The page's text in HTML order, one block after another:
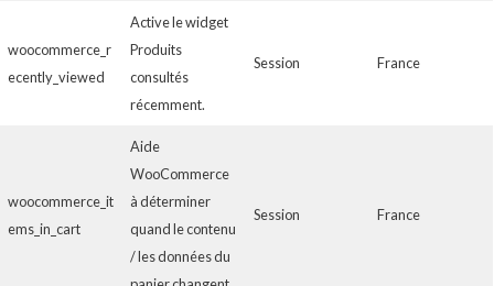
woocommerce_r
ecently_viewed
Active le widget
Produits
consultés
récemment.
Session France
woocommerce_it
ems_in_cart
Aide
WooCommerce
à déterminer
quand le contenu
/ les données du
Session France